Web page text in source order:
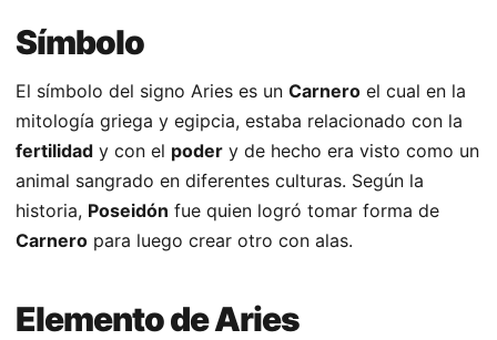
Símbolo
El símbolo del signo Aries es un Carnero el cual en la
mitología griega y egipcia, estaba relacionado con la
fertilidad y con el poder y de hecho era visto como un
animal sangrado en diferentes culturas. Según la
historia, Poseidón fue quien logró tomar forma de
Carnero para luego crear otro con alas.
Elemento de Aries